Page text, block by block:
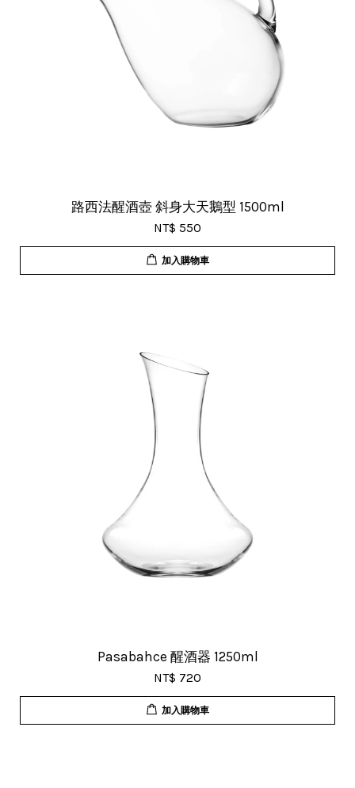
路西法醒酒壺 斜身大天鵝型 1500ml
NT$ 550
加入購物車
Pasabahce 醒酒器 1250ml
NT$ 720
加入購物車